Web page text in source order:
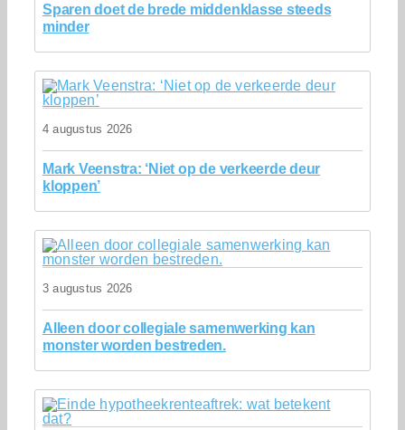
Sparen doet de brede middenklasse steeds
minder
4 augustus 2026
Mark Veenstra: ‘Niet op de verkeerde deur
kloppen’
3 augustus 2026
Alleen door collegiale samenwerking kan
monster worden bestreden.